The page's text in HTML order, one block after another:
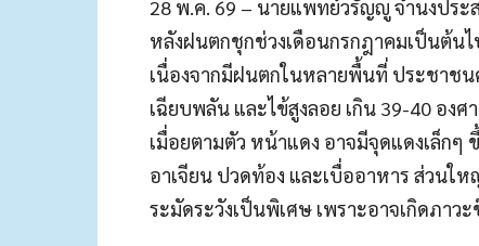
28 พ.ค. 69 – นายแพทย์วรัญญู จำนงประ
หลังฝนตกชุกช่วงเดือนกรกฎาคมเป็นต้น
เนื่องจากมีฝนตกในหลายพื้นที่ ประชาชน
เฉียบพลัน และไข้สูงลอย เกิน 39-40 อง
เมื่อยตามตัว หน้าแดง อาจมีจุดแดงเล็ก
อาเจียน ปวดท้อง และเบื่ออาหาร ส่วนใ
ระมัดระวังเป็นพิเศษ เพราะอาจเกิดภา